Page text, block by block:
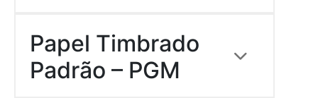
2023
Download
Papel Timbrado
Padrão – PGM